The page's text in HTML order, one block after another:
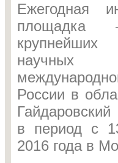
Ежегодная
России в
в период с
2016 года в